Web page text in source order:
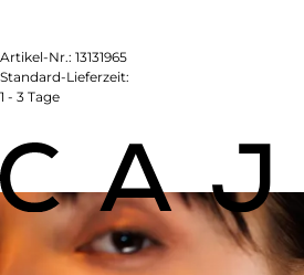
Artikel-Nr.: 13131965
Standard-Lieferzeit:
1 - 3 Tage